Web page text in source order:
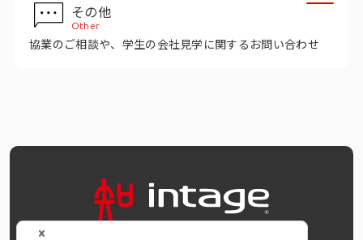
コーポレートサイト
その他
Other
協業のご相談や、学生の会社見学に関するお問い合わせ